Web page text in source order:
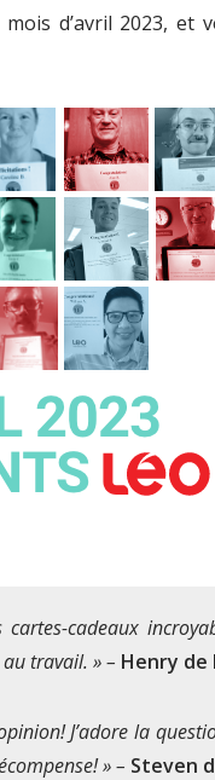
d’avril 2023, et
cadeaux
travail. » – Henry de
J’adore la
» – Steven